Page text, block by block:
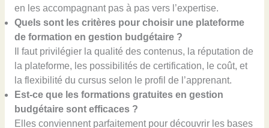
en les accompagnant pas à pas vers l’expertise.
Quels sont les critères pour choisir une plateforme
de formation en gestion budgétaire ?
Il faut privilégier la qualité des contenus, la réputation de
la plateforme, les possibilités de certification, le coût, et
la flexibilité du cursus selon le profil de l’apprenant.
Est-ce que les formations gratuites en gestion
budgétaire sont efficaces ?
Elles conviennent parfaitement pour découvrir les bases